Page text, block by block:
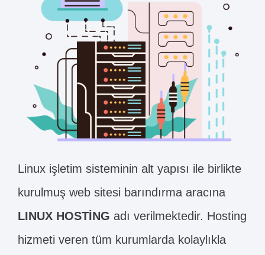
Linux işletim sisteminin alt yapısı ile birlikte
kurulmuş web sitesi barındırma aracına
LINUX HOSTİNG adı verilmektedir. Hosting
hizmeti veren tüm kurumlarda kolaylıkla